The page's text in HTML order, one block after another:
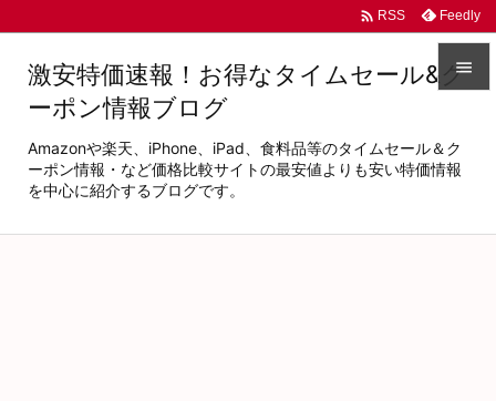



 RSS Feedly
激安特価速報！お得なタイムセール&ク
ーポン情報ブログ
Amazonや楽天、iPhone、iPad、食料品等のタイムセール＆ク
ーポン情報・など価格比較サイトの最安値よりも安い特価情報
を中心に紹介するブログです。